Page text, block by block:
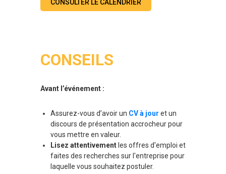
CONSULTER LE CALENDRIER
CONSEILS
Avant l’événement :
Assurez-vous d’avoir un CV à jour et un
discours de présentation accrocheur pour
vous mettre en valeur.
Lisez attentivement les offres d'emploi et
faites des recherches sur l'entreprise pour
laquelle vous souhaitez postuler.